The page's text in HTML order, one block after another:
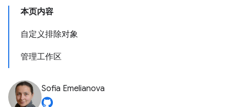
本页内容
自定义排除对象
管理工作区
Sofia Emelianova